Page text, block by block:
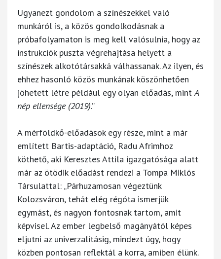
Ugyanezt gondolom a színészekkel való
munkáról is, a közös gondolkodásnak a
próbafolyamaton is meg kell valósulnia, hogy az
instrukciók puszta végrehajtása helyett a
színészek alkotótársakká válhassanak. Az ilyen, és
ehhez hasonló közös munkának köszönhetően
jöhetett létre például egy olyan előadás, mintA
nép ellensége (2019).”
A mérföldkő-előadások egy része, mint a már
említett Bartis-adaptáció, Radu Afrimhoz
köthető, aki Keresztes Attila igazgatósága alatt
már az ötödik előadást rendezi a Tompa Miklós
Társulattal: „Párhuzamosan végeztünk
Kolozsváron, tehát elég régóta ismerjük
egymást, és nagyon fontosnak tartom, amit
képvisel. Az ember legbelső magányától képes
eljutni az univerzalitásig, mindezt úgy, hogy
közben pontosan reflektál a korra, amiben élünk.